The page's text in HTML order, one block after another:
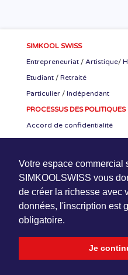
Votre espace commercial
SIMKOOLSWISS vous
de créer la richesse avec
données, l'inscription est
obligatoire.
Je
SIMKOOL SWISS
Entrepreneuriat / Artistique/
Etudiant / Retraité
Particulier / Indépendant
PROCESSUS DES POLITIQUES
Accord de confidentialité
RETROUVER NOUS
SimKoolSwiss
1994-2020 |
HPNetwork